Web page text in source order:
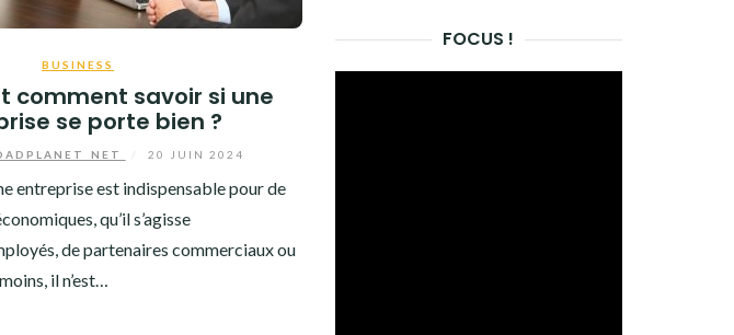
BUSINESS
comment savoir si une
se porte bien ?
20 JUIN 2024
entreprise est indispensable pour de
qu’il s’agisse
de partenaires commerciaux ou
il n’est…
FOCUS !